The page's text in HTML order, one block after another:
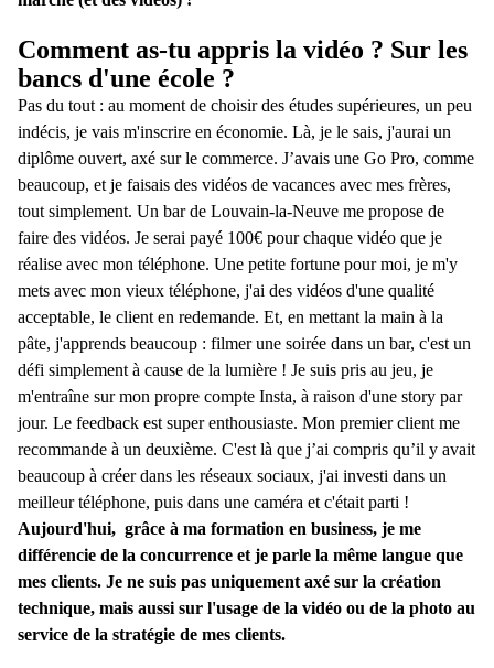
Comment as-tu appris la vidéo ? Sur les
bancs d'une école ?
Pas du tout : au moment de choisir des études supérieures, un peu
indécis, je vais m'inscrire en économie. Là, je le sais, j'aurai un
diplôme ouvert, axé sur le commerce. J’avais une Go Pro, comme
beaucoup, et je faisais des vidéos de vacances avec mes frères,
tout simplement. Un bar de Louvain-la-Neuve me propose de
faire des vidéos. Je serai payé 100€ pour chaque vidéo que je
réalise avec mon téléphone. Une petite fortune pour moi, je m'y
mets avec mon vieux téléphone, j'ai des vidéos d'une qualité
acceptable, le client en redemande. Et, en mettant la main à la
pâte, j'apprends beaucoup : filmer une soirée dans un bar, c'est un
défi simplement à cause de la lumière ! Je suis pris au jeu, je
m'entraîne sur mon propre compte Insta, à raison d'une story par
jour. Le feedback est super enthousiaste. Mon premier client me
recommande à un deuxième. C'est là que j’ai compris qu’il y avait
beaucoup à créer dans les réseaux sociaux, j'ai investi dans un
meilleur téléphone, puis dans une caméra et c'était parti !
Aujourd'hui, grâce à ma formation en business, je me
différencie de la concurrence et je parle la même langue que
mes clients. Je ne suis pas uniquement axé sur la création
technique, mais aussi sur l'usage de la vidéo ou de la photo au
service de la stratégie de mes clients.